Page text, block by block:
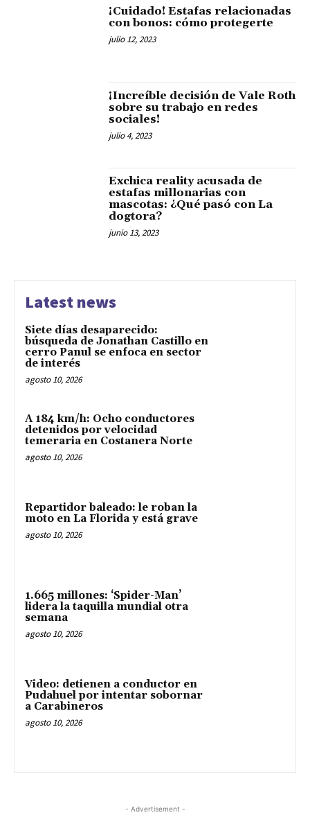
¡Cuidado! Estafas relacionadas
con bonos: cómo protegerte
julio 12, 2023
¡Increíble decisión de Vale Roth
sobre su trabajo en redes
sociales!
julio 4, 2023
Exchica reality acusada de
estafas millonarias con
mascotas: ¿Qué pasó con La
dogtora?
junio 13, 2023
Latest news
Siete días desaparecido:
búsqueda de Jonathan Castillo en
cerro Panul se enfoca en sector
de interés
agosto 10, 2026
A 184 km/h: Ocho conductores
detenidos por velocidad
temeraria en Costanera Norte
agosto 10, 2026
Repartidor baleado: le roban la
moto en La Florida y está grave
agosto 10, 2026
1.665 millones: ‘Spider-Man’
lidera la taquilla mundial otra
semana
agosto 10, 2026
Video: detienen a conductor en
Pudahuel por intentar sobornar
a Carabineros
agosto 10, 2026
- Advertisement -